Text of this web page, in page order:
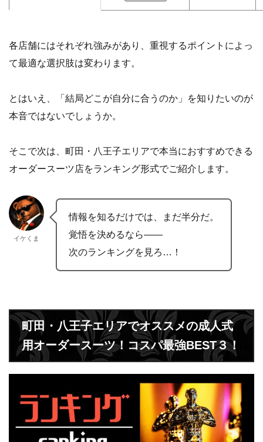
各店舗にはそれぞれ強みがあり、重視するポイントによっ
て最適な選択肢は変わります。
とはいえ、「結局どこが自分に合うのか」を知りたいのが
本音ではないでしょうか。
そこで次は、町田・八王子エリアで本当におすすめできる
オーダースーツ店をランキング形式でご紹介します。
イケくま
情報を知るだけでは、まだ半分だ。
覚悟を決めるなら——
次のランキングを見ろ…！
町田・八王子エリアでオススメの成人式
用オーダースーツ！コスパ最強BEST３！